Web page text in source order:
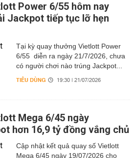
Power 6/55 hôm nay
Jackpot tiếp tục lỡ hẹn
Tại kỳ quay thưởng Vietlott Power
6/55 diễn ra ngày 21/7/2026, chưa
có người chơi nào trúng Jackpot...
TIÊU DÙNG 19:30 | 21/07/2026
Mega 6/45 ngày
hơn 16,9 tỷ đồng vắng chủ
Cập nhật kết quả quay số Vietlott
Mega 6/45 ngày 19/07/2026 cho